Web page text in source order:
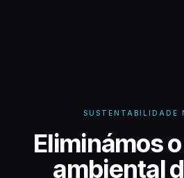
SUSTENTABILIDADE
Eliminámos
ambiental